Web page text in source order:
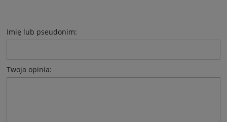
Imię lub pseudonim:
Twoja opinia: